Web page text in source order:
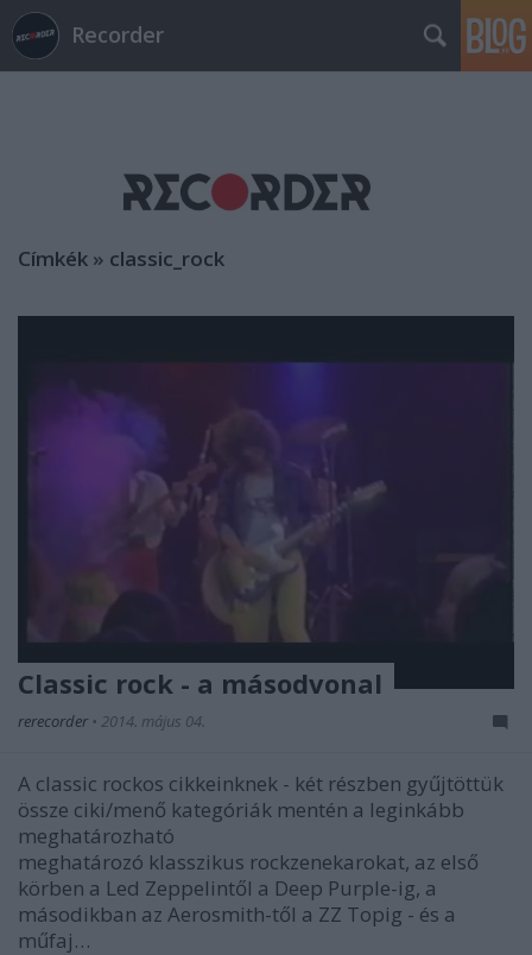
Recorder
Címkék » classic_rock
Classic rock - a másodvonal
rerecorder • 2014. május 04.
A classic rockos cikkeinknek - két részben gyűjtöttük
össze ciki/menő kategóriák mentén a leginkább
meghatározható
meghatározó klasszikus rockzenekarokat, az első
körben a Led Zeppelintől a Deep Purple-ig, a
másodikban az Aerosmith-től a ZZ Topig - és a
műfaj…